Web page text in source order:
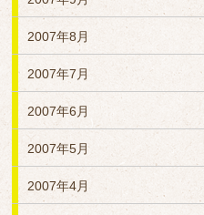
2007年8月
2007年7月
2007年6月
2007年5月
2007年4月